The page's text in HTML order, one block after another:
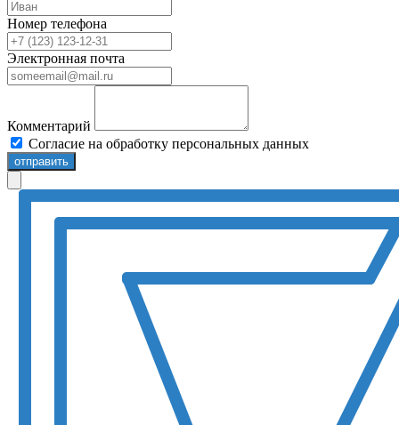
Номер телефона
Электронная почта
Комментарий
Согласие на обработку персональных данных
отправить